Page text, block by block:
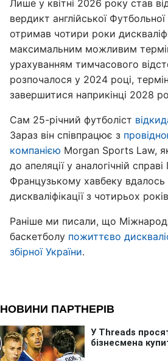
Лише у квітні 2026 року став
вердикт англійської
отримав чотири роки
максимальним можливим
урахуванням тимчасового
розпочалося у 2024 році,
завершитися наприкінці 2028
Сам 25-річний футболіст
Зараз він співпрацює з
компанією Morgan Sports Law,
до апеляції у аналогічній
Французькому хавбеку вдалось
дискваліфікації з чотирьох
Раніше ми писали, що
баскетболу пожиттєво
збірної України.